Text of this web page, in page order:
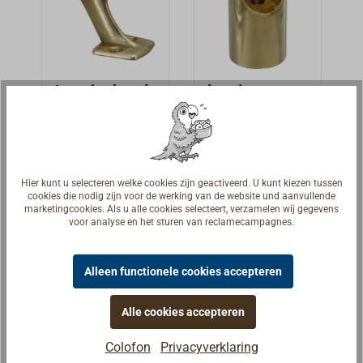
De eindbeslagen
hebben blinde
boringen M6.
Passende
draadeinden en
boringen.
Leuninghoud
van gegoten
messing. De
houders zijn 30°
voor buizen met
Ø 22 mm. Ook
leverbaar in
verchroomd
Van€ 13,90 *
Details
leuningsteun
Massieve
gegoten
messing,
oppervlak
verchroomd. De
cilindrische
steunen hebben
voor bevestiging
in de vloer een
centraal
Van€ 21,90 *
Details
Hier kunt u selecteren welke cookies zijn geactiveerd. U kunt kiezen tussen
cookies die nodig zijn voor de werking van de website und aanvullende
marketingcookies. Als u alle cookies selecteert, verzamelen wij gegevens
voor analyse en het sturen van reclamecampagnes.
Alleen functionele cookies accepteren
Alle cookies accepteren
Colofon Privacyverklaring